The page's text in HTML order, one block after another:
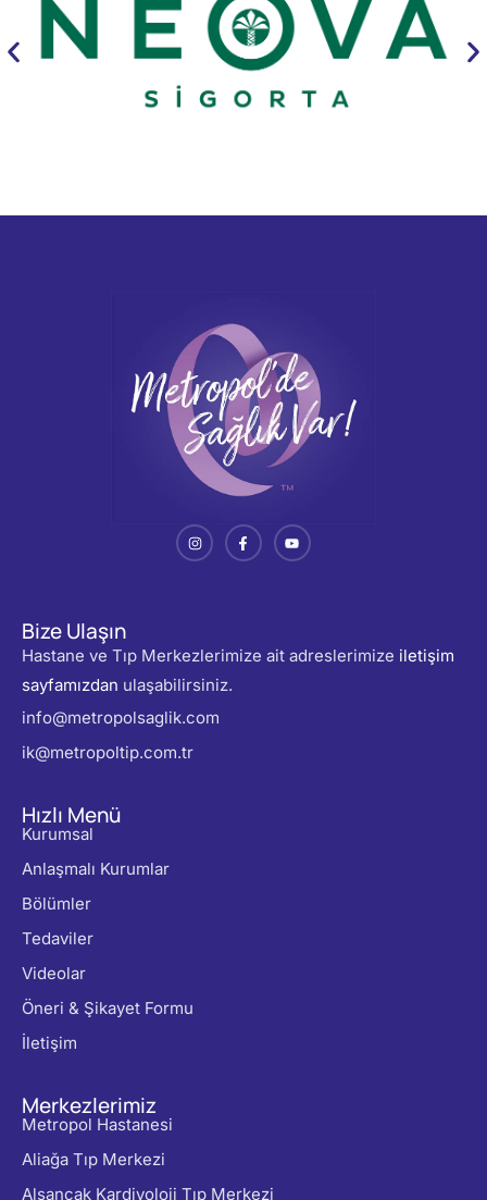
Bize Ulaşın
Hastane ve Tıp Merkezlerimize ait adreslerimize iletişim
sayfamızdan ulaşabilirsiniz.
info@metropolsaglik.com
ik@metropoltip.com.tr
Hızlı Menü
Kurumsal
Anlaşmalı Kurumlar
Bölümler
Tedaviler
Videolar
Öneri & Şikayet Formu
İletişim
Merkezlerimiz
Metropol Hastanesi
Aliağa Tıp Merkezi
Alsancak Kardiyoloji Tıp Merkezi